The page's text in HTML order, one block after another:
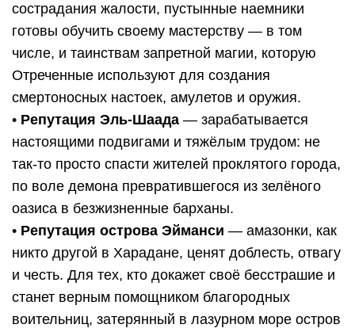
сострадания жалости, пустынные наемники
готовы обучить своему мастерству — в том
числе, и таинствам запретной магии, которую
Отреченные используют для создания
смертоносных настоек, амулетов и оружия.
• Репутация Эль-Шаада — зарабатывается
настоящими подвигами и тяжёлым трудом: не
так-то просто спасти жителей проклятого города,
по воле демона превратившегося из зелёного
оазиса в безжизненные барханы.
• Репутация острова Эйманси — амазонки, как
никто другой в Харадане, ценят доблесть, отвагу
и честь. Для тех, кто докажет своё бесстрашие и
станет верным помощником благородных
воительниц, затерянный в лазурном море остров